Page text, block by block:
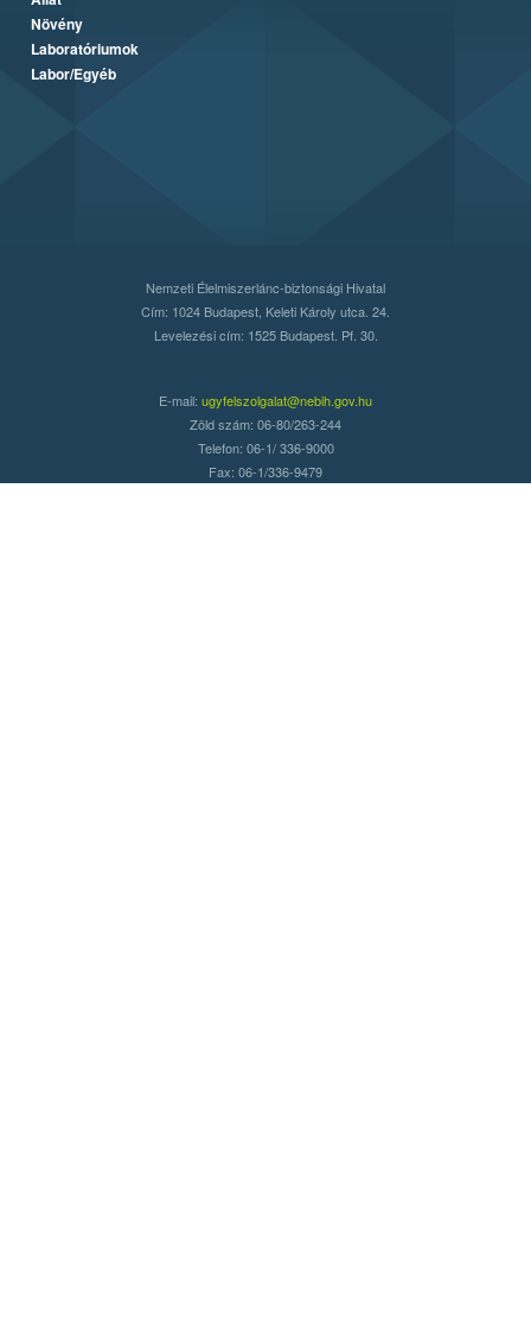
Növény
Laboratóriumok
Labor/Egyéb
Nemzeti Élelmiszerlánc-biztonsági Hivatal
Cím: 1024 Budapest, Keleti Károly utca. 24.
Levelezési cím: 1525 Budapest. Pf. 30.
E-mail: ugyfelszolgalat@nebih.gov.hu
Zöld szám: 06-80/263-244
Telefon: 06-1/ 336-9000
Fax: 06-1/336-9479